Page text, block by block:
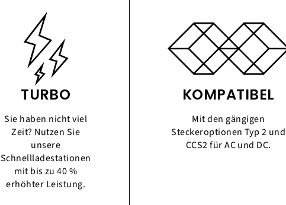
TURBO
Sie haben nicht viel
Zeit? Nutzen Sie
unsere
Schnellladestationen
mit bis zu 40 %
erhöhter Leistung.
KOMPATIBEL
Mit den gängigen
Steckeroptionen Typ 2 und
CCS2 für AC und DC.